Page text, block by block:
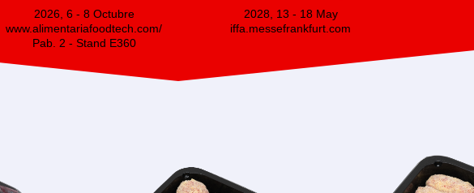
2026, 6 - 8 Octubre
www.alimentariafoodtech.com/
Pab. 2 - Stand E360
2028, 13 - 18 May
iffa.messefrankfurt.com